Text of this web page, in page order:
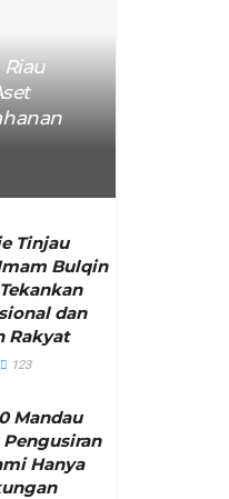
Tinjau
Bulqin
dan
Rakyat
123
Mandau
Hanya